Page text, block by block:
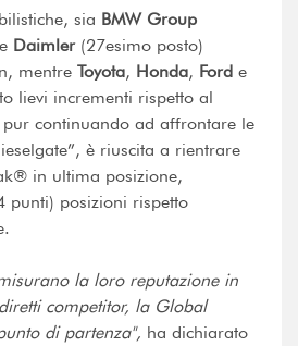
sia BMW Group
Daimler(27esimo posto)
mentre Toyota, Honda, Ford e
lievi incrementi rispetto al
pur continuando ad affrontare le
è riuscita a rientrare
in ultima posizione,
punti) posizioni rispetto
la loro reputazione in
competitor, la Global
di partenza", ha dichiarato